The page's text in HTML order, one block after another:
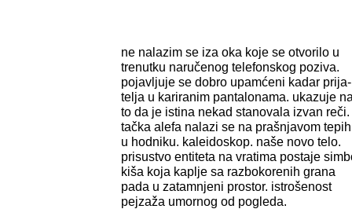
ne nalazim se iza oka koje se otvorilo u
trenutku naručenog telefonskog poziva.
pojavljuje se dobro upamćeni kadar prija-
telja u kariranim pantalonama. ukazuje
to da je istina nekad stanovala izvan reči.
tačka alefa nalazi se na prašnjavom
u hodniku. kaleidoskop. naše novo telo.
prisustvo entiteta na vratima postaje
kiša koja kaplje sa razbokorenih grana
pada u zatamnjeni prostor. istrošenost
pejzaža umornog od pogleda.